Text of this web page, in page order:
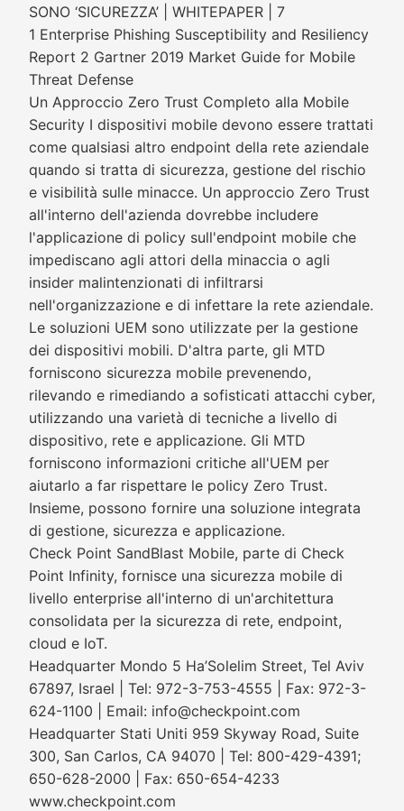
SONO ‘SICUREZZA’ | WHITEPAPER | 7
1 Enterprise Phishing Susceptibility and Resiliency
Report 2 Gartner 2019 Market Guide for Mobile
Threat Defense
Un Approccio Zero Trust Completo alla Mobile
Security I dispositivi mobile devono essere trattati
come qualsiasi altro endpoint della rete aziendale
quando si tratta di sicurezza, gestione del rischio
e visibilità sulle minacce. Un approccio Zero Trust
all'interno dell'azienda dovrebbe includere
l'applicazione di policy sull'endpoint mobile che
impediscano agli attori della minaccia o agli
insider malintenzionati di infiltrarsi
nell'organizzazione e di infettare la rete aziendale.
Le soluzioni UEM sono utilizzate per la gestione
dei dispositivi mobili. D'altra parte, gli MTD
forniscono sicurezza mobile prevenendo,
rilevando e rimediando a sofisticati attacchi cyber,
utilizzando una varietà di tecniche a livello di
dispositivo, rete e applicazione. Gli MTD
forniscono informazioni critiche all'UEM per
aiutarlo a far rispettare le policy Zero Trust.
Insieme, possono fornire una soluzione integrata
di gestione, sicurezza e applicazione.
Check Point SandBlast Mobile, parte di Check
Point Infinity, fornisce una sicurezza mobile di
livello enterprise all'interno di un'architettura
consolidata per la sicurezza di rete, endpoint,
cloud e IoT.
Headquarter Mondo 5 Ha’Solelim Street, Tel Aviv
67897, Israel | Tel: 972-3-753-4555 | Fax: 972-3-
624-1100 | Email: info@checkpoint.com
Headquarter Stati Uniti 959 Skyway Road, Suite
300, San Carlos, CA 94070 | Tel: 800-429-4391;
650-628-2000 | Fax: 650-654-4233
www.checkpoint.com